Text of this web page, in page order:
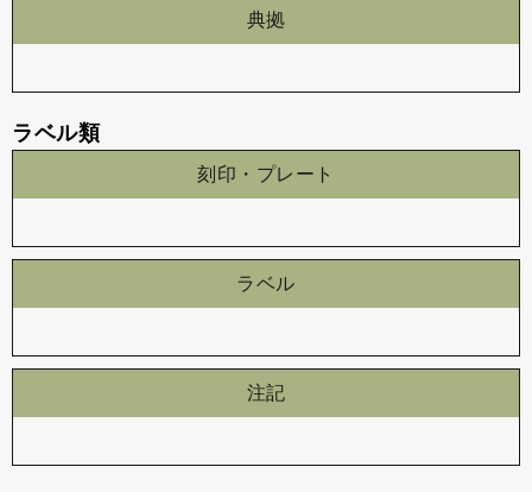
典拠
ラベル類
刻印・プレート
ラベル
注記